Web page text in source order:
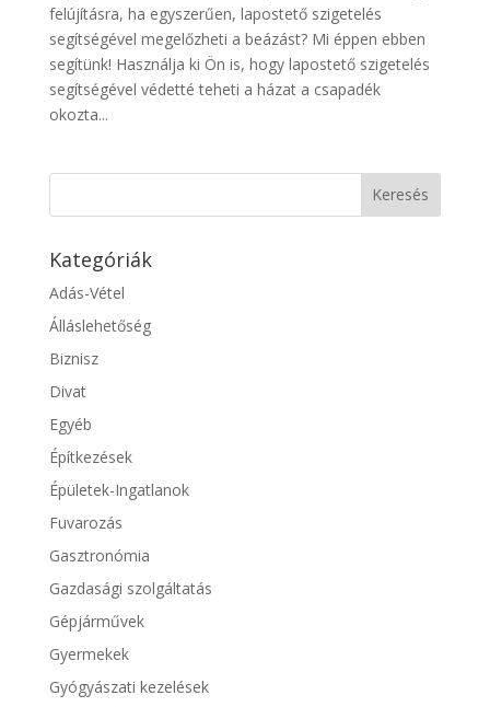
felújításra, ha egyszerűen, lapostető szigetelés
segítségével megelőzheti a beázást? Mi éppen ebben
segítünk! Használja ki Ön is, hogy lapostető szigetelés
segítségével védetté teheti a házat a csapadék
okozta...
Kategóriák
Adás-Vétel
Álláslehetőség
Biznisz
Divat
Egyéb
Építkezések
Épületek-Ingatlanok
Fuvarozás
Gasztronómia
Gazdasági szolgáltatás
Gépjárművek
Gyermekek
Gyógyászati kezelések